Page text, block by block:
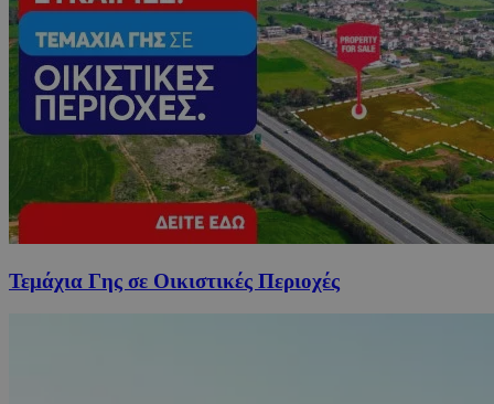
Τεμάχια Γης σε Οικιστικές Περιοχές